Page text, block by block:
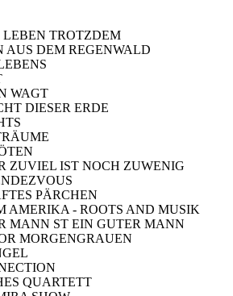
LEBEN TROTZDEM
AUS DEM REGENWALD
WAGT
DIESER ERDE
ZUVIEL IST NOCH ZUWENIG
PÄRCHEN
AMERIKA - ROOTS AND MUSIK
MANN ST EIN GUTER MANN
MORGENGRAUEN
QUARTETT